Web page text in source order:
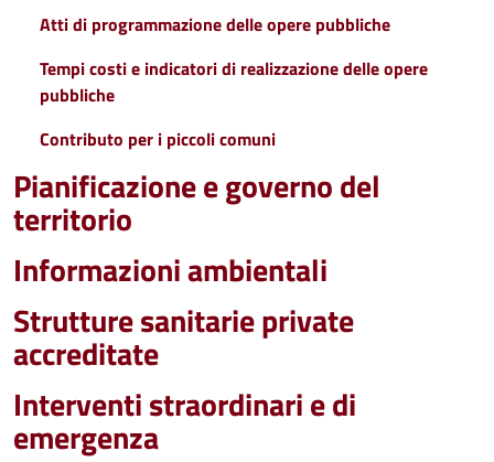
Atti di programmazione delle opere pubbliche
Tempi costi e indicatori di realizzazione delle opere
pubbliche
Contributo per i piccoli comuni
Pianificazione e governo del
territorio
Informazioni ambientali
Strutture sanitarie private
accreditate
Interventi straordinari e di
emergenza